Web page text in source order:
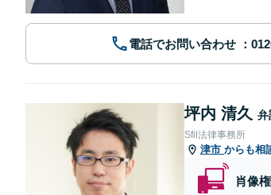
電話でお問い合わせ
坪内 清久 弁
Sfil法律事務所
津市 からも相
肖像